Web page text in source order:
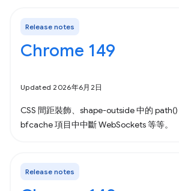
Release notes
Chrome 149
Updated 2026年6月2日
CSS 間距裝飾、shape-outside 中的
bfcache 項目中中斷 WebSockets 等等。
Release notes